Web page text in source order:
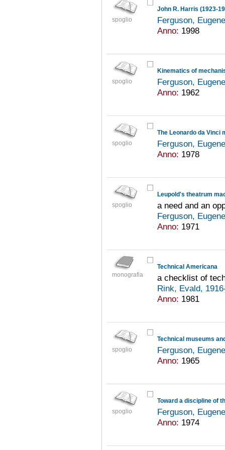
spoglio
John R. Harris (1923-
Ferguson,
Anno: 1998
spoglio
Kinematics of
Ferguson,
Anno: 1962
spoglio
The Leonardo da Vinci
Ferguson,
Anno: 1978
spoglio
Leupold's theatrum
a need and an
Ferguson,
Anno: 1971
monografia
Technical Americana
a checklist of
Rink, Evald,
Anno: 1981
spoglio
Technical museums
Ferguson,
Anno: 1965
spoglio
Toward a discipline of
Ferguson,
Anno: 1974